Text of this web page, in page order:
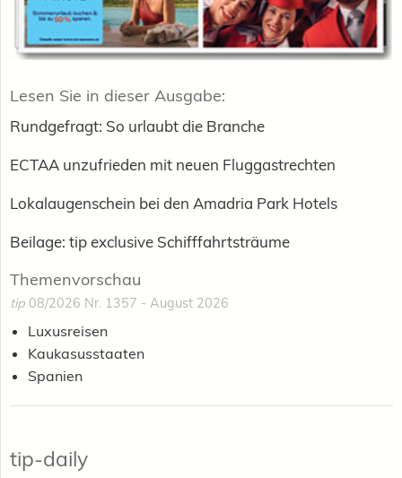
Lesen Sie in dieser Ausgabe:
Rundgefragt: So urlaubt die Branche
ECTAA unzufrieden mit neuen Fluggastrechten
Lokalaugenschein bei den Amadria Park Hotels
Beilage: tip exclusive Schifffahrtsträume
Themenvorschau
tip 08/2026 Nr. 1357 - August 2026
Luxusreisen
Kaukasusstaaten
Spanien
tip-daily